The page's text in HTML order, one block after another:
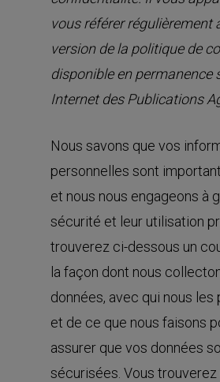
vous référer régulièrement
version de la politique de
disponible en permanence
Internet des Publications
Nous savons que vos
personnelles sont
et nous nous engageons à
sécurité et leur utilisation
trouverez ci-dessous un
la façon dont nous
données, avec qui nous les
et de ce que nous faisons
assurer que vos données
sécurisées. Vous